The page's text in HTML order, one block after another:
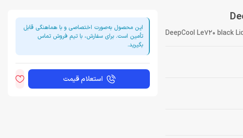
DeepCool Le720 black
این محصول به‌صورت اختصاصی و با هماهنگی قابل
تأمین است. برای سفارش، با تیم فروش تماس
بگیرید.
استعلام قیمت